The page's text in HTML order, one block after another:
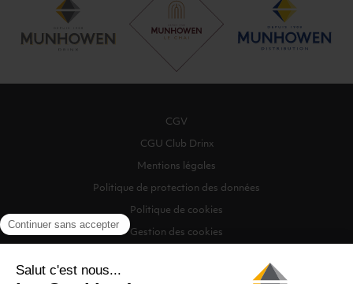
CGV
CGU Club Drinx
Mentions légales
Politique de protection des données
Politique de cookies
Gestion des cookies